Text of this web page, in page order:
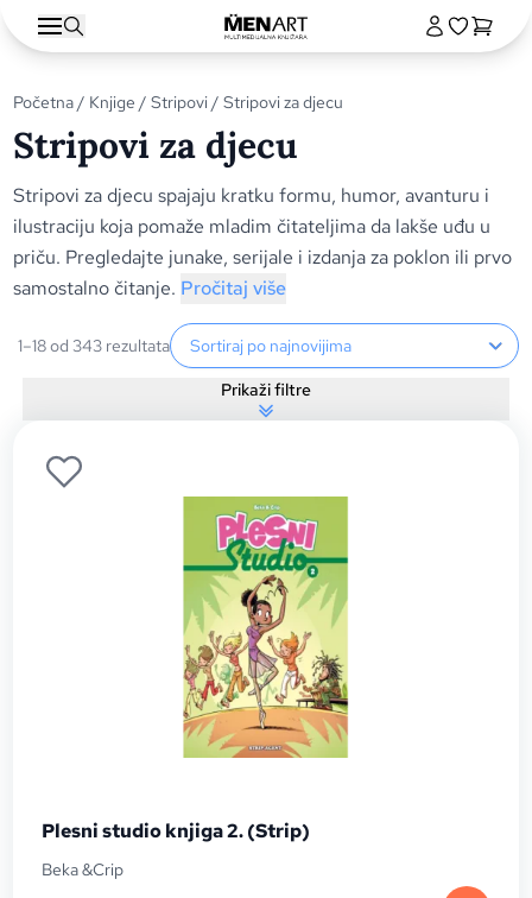
Početna/ Knjige /Stripovi/ Stripovi za djecu
Stripovi za djecu
Stripovi za djecu spajaju kratku formu, humor, avanturu i
ilustraciju koja pomaže mladim čitateljima da lakše uđu u
priču. Pregledajte junake, serijale i izdanja za poklon ili prvo
samostalno čitanje. Pročitaj više
1–18 od 343 rezultataSortiranje proizvoda
Prikaži filtre
Plesni studio knjiga 2. (Strip)
Beka &Crip